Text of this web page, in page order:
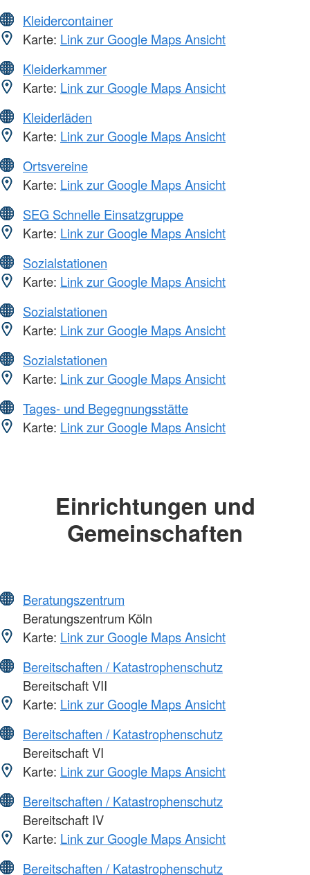
Kleidercontainer
Karte: Link zur Google Maps Ansicht
Kleiderkammer
Karte: Link zur Google Maps Ansicht
Kleiderläden
Karte: Link zur Google Maps Ansicht
Ortsvereine
Karte: Link zur Google Maps Ansicht
SEG Schnelle Einsatzgruppe
Karte: Link zur Google Maps Ansicht
Sozialstationen
Karte: Link zur Google Maps Ansicht
Sozialstationen
Karte: Link zur Google Maps Ansicht
Sozialstationen
Karte: Link zur Google Maps Ansicht
Tages- und Begegnungsstätte
Karte: Link zur Google Maps Ansicht
Einrichtungen und
Gemeinschaften
Beratungszentrum
Beratungszentrum Köln
Karte: Link zur Google Maps Ansicht
Bereitschaften / Katastrophenschutz
Bereitschaft VII
Karte: Link zur Google Maps Ansicht
Bereitschaften / Katastrophenschutz
Bereitschaft VI
Karte: Link zur Google Maps Ansicht
Bereitschaften / Katastrophenschutz
Bereitschaft IV
Karte: Link zur Google Maps Ansicht
Bereitschaften / Katastrophenschutz